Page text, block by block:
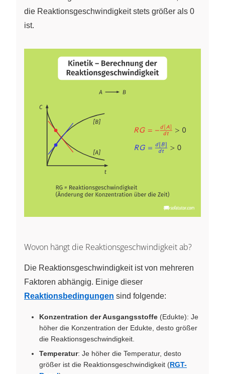
die Reaktionsgeschwindigkeit stets größer als 0
ist.
Wovon hängt die Reaktionsgeschwindigkeit ab?
Die Reaktionsgeschwindigkeit ist von mehreren
Faktoren abhängig. Einige dieser
Reaktionsbedingungen sind folgende:
Konzentration der Ausgangsstoffe (Edukte): Je
höher die Konzentration der Edukte, desto größer
die Reaktionsgeschwindigkeit.
Temperatur: Je höher die Temperatur, desto
größer ist die Reaktionsgeschwindigkeit (RGT-